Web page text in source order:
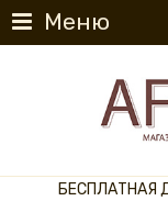
Меню
БЕСПЛАТНАЯ